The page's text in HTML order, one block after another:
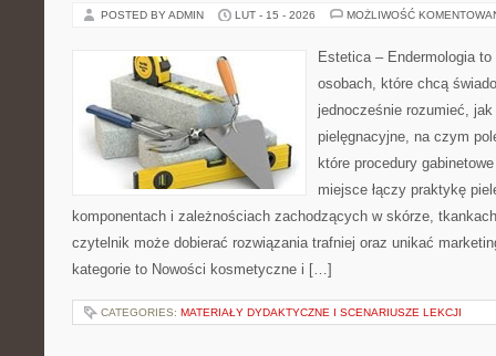
POSTED BY ADMIN LUT - 15 - 2026 MOŻLIWOŚĆ
Estetica – Endermologia
osobach, które chcą
jednocześnie rozumieć, jak
pielęgnacyjne, na czym
które procedury
miejsce łączy praktykę
komponentach i zależnościach zachodzących w skórze,
czytelnik może dobierać rozwiązania trafniej oraz unikać
kategorie to Nowości kosmetyczne i […]
CATEGORIES: MATERIAŁY DYDAKTYCZNE I SCENARIUSZE LEKCJI